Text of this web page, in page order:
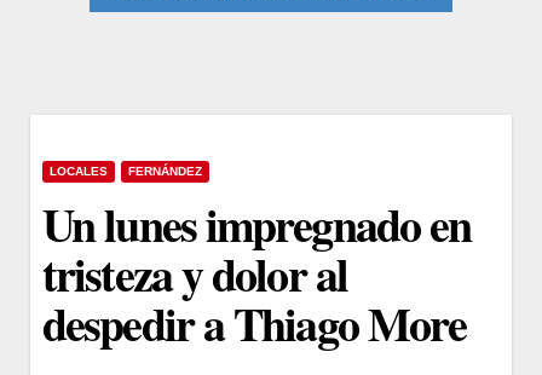
LOCALES FERNÁNDEZ
Un lunes impregnado en
tristeza y dolor al
despedir a Thiago More